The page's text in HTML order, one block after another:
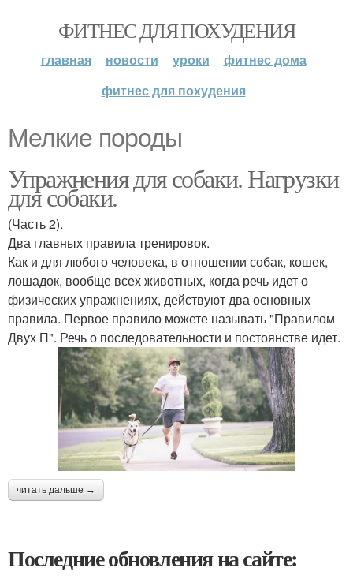
ФИТНЕС ДЛЯ ПОХУДЕНИЯ
главная новости уроки
фитнес дома
фитнес для похудения
Мелкие породы
Упражнения для собаки. Нагрузки
для собаки.
(Часть 2).
Два главных правила тренировок.
Как и для любого человека, в отношении собак, кошек,
лошадок, вообще всех животных, когда речь идет о
физических упражнениях, действуют два основных
правила. Первое правило можете называть "Правилом
Двух П". Речь о последовательности и постоянстве идет.
читать дальше →
Последние обновления на сайте: